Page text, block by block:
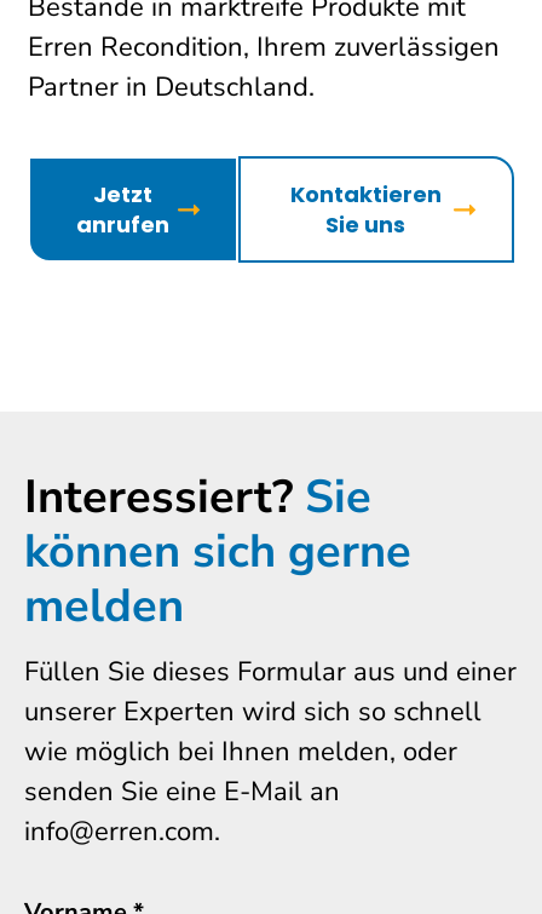
Bestände in marktreife Produkte mit
Erren Recondition, Ihrem zuverlässigen
Partner in Deutschland.
Jetzt
anrufen
Kontaktieren
Sie uns
Interessiert? Sie
können sich gerne
melden
Füllen Sie dieses Formular aus und einer
unserer Experten wird sich so schnell
wie möglich bei Ihnen melden, oder
senden Sie eine E-Mail an
info@erren.com.